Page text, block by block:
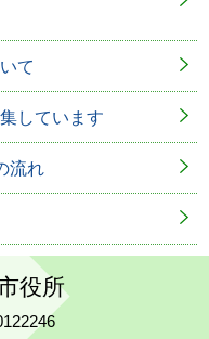
て
しています
流れ
役所